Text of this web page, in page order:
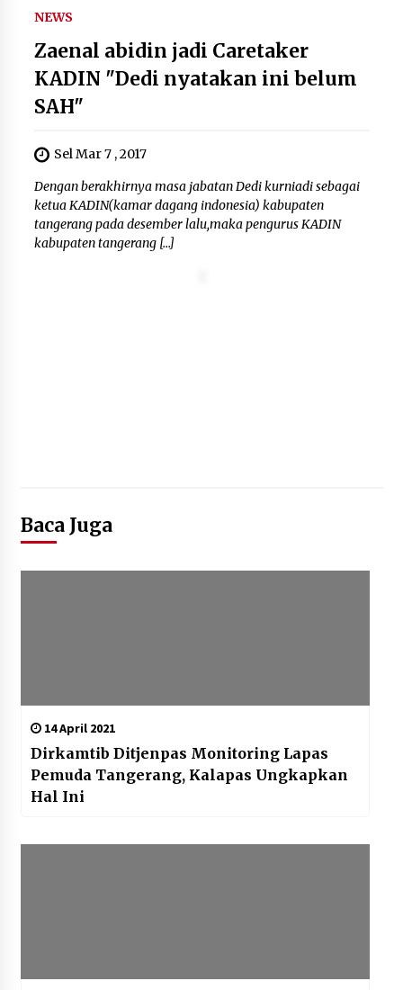
NEWS
Zaenal abidin jadi Caretaker
KADIN "Dedi nyatakan ini belum
SAH"
Sel Mar 7 , 2017
Dengan berakhirnya masa jabatan Dedi kurniadi sebagai
ketua KADIN(kamar dagang indonesia) kabupaten
tangerang pada desember lalu,maka pengurus KADIN
kabupaten tangerang […]
Baca Juga
14 April 2021
Dirkamtib Ditjenpas Monitoring Lapas
Pemuda Tangerang, Kalapas Ungkapkan
Hal Ini